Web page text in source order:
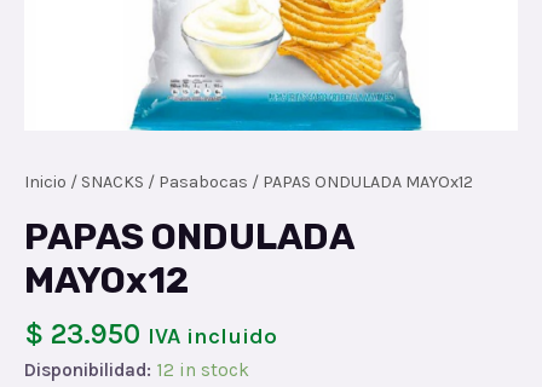
Inicio / SNACKS / Pasabocas / PAPAS ONDULADA MAYOx12
PAPAS ONDULADA
MAYOx12
$ 23.950 IVA incluido
Disponibilidad: 12 in stock